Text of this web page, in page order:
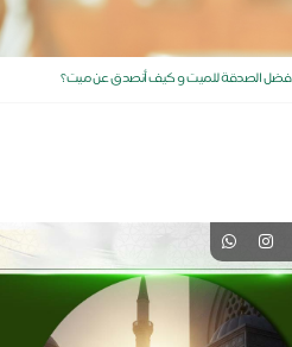
فضل الصدقة للميت​ و كيف أتصدق عن ميت؟